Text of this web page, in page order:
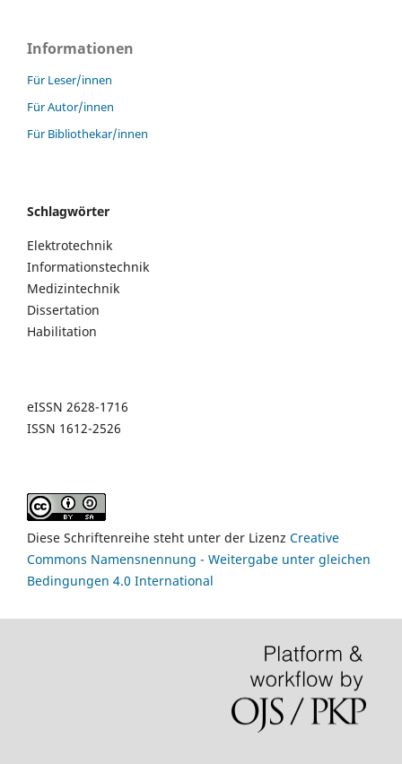
Informationen
Für Leser/innen
Für Autor/innen
Für Bibliothekar/innen
Schlagwörter
Elektrotechnik
Informationstechnik
Medizintechnik
Dissertation
Habilitation
eISSN 2628-1716
ISSN 1612-2526
Diese Schriftenreihe steht unter der Lizenz Creative
Commons Namensnennung - Weitergabe unter gleichen
Bedingungen 4.0 International